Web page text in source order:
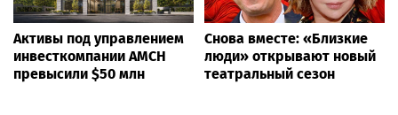
Активы под управлением
инвесткомпании AMCH
превысили $50 млн
Снова вместе: «Близкие
люди» открывают новый
театральный сезон